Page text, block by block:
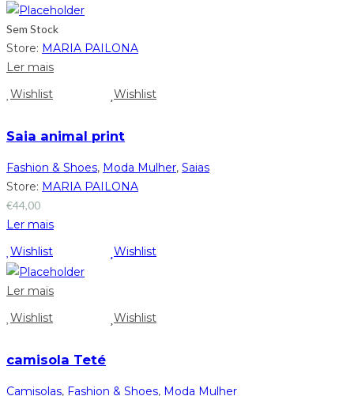
Sem Stock
Store: MARIA PAILONA
Ler mais
Wishlist
Wishlist
Saia animal print
Fashion & Shoes, Moda Mulher, Saias
Store: MARIA PAILONA
€44,00
Ler mais
Wishlist
Wishlist
Ler mais
Wishlist
Wishlist
camisola Teté
Camisolas, Fashion & Shoes, Moda Mulher